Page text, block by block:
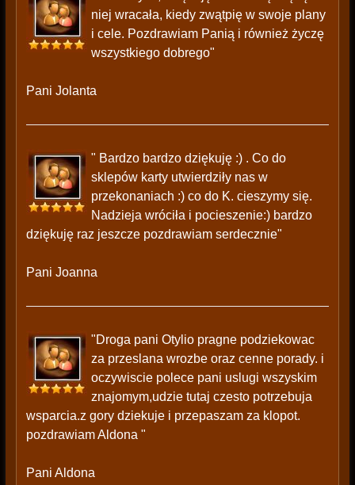
niej wracała, kiedy zwątpię w swoje plany
i cele. Pozdrawiam Panią i również życzę
wszystkiego dobrego"
Pani Jolanta
" Bardzo bardzo dziękuję :) . Co do
sklepów karty utwierdziły nas w
przekonaniach :) co do K. cieszymy się.
Nadzieja wróciła i pocieszenie:) bardzo
dziękuję raz jeszcze pozdrawiam serdecznie"
Pani Joanna
"Droga pani Otylio pragne podziekowac
za przeslana wrozbe oraz cenne porady. i
oczywiscie polece pani uslugi wszyskim
znajomym,udzie tutaj czesto potrzebuja
wsparcia.z gory dziekuje i przepaszam za klopot.
pozdrawiam Aldona "
Pani Aldona